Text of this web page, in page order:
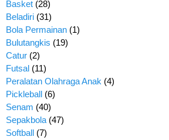
Basket (28)
Beladiri (31)
Bola Permainan (1)
Bulutangkis (19)
Catur (2)
Futsal (11)
Peralatan Olahraga Anak (4)
Pickleball (6)
Senam (40)
Sepakbola (47)
Softball (7)